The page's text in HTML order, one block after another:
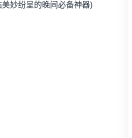
妙纷呈的晚间必备神器)